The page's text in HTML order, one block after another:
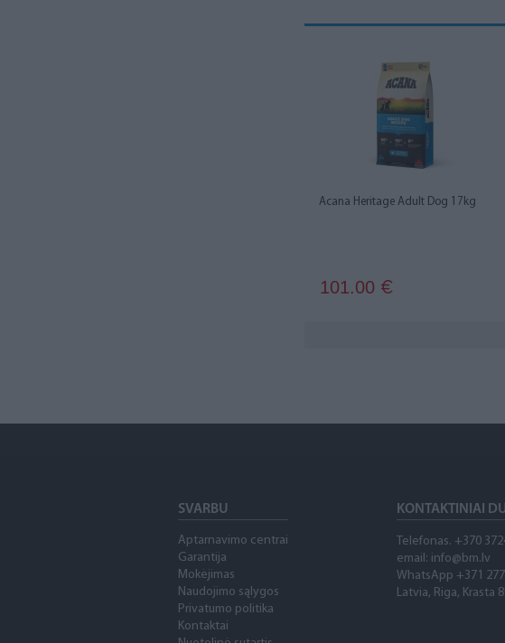
Acana Heritage Adult Dog 17kg
101.00 €
SVARBU
Aptarnavimo centrai
Garantija
Mokėjimas
Naudojimo sąlygos
Privatumo politika
Kontaktai
KONTAKTINIAI
Telefonas. +370
email: info@bm.lv
WhatsApp +371
Latvia, Riga, Krasta